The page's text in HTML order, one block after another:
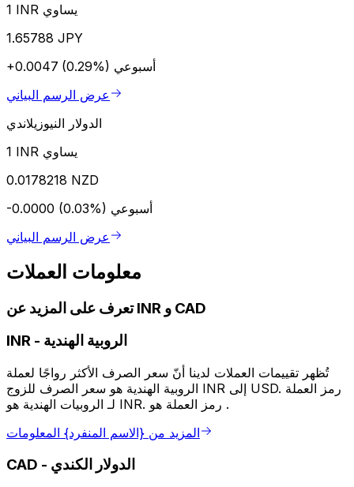
1 INR يساوي
1.65788 JPY
+0.0047 (0.29%) أسبوعي
عرض الرسم البياني
الدولار النيوزيلاندي
1 INR يساوي
0.0178218 NZD
-0.0000 (0.03%) أسبوعي
عرض الرسم البياني
معلومات العملات
تعرف على المزيد عن INR و CAD
INR - الروبية الهندية
تُظهر تقييمات العملات لدينا أنّ سعر الصرف الأكثر رواجًا لعملة
الروبية الهندية هو سعر الصرف للزوج INR إلى USD. رمز العملة
لـ الروبيات الهندية هو INR. رمز العملة هو ₹.
المزيد من {الاسم المنفرد} المعلومات
CAD - الدولار الكندي